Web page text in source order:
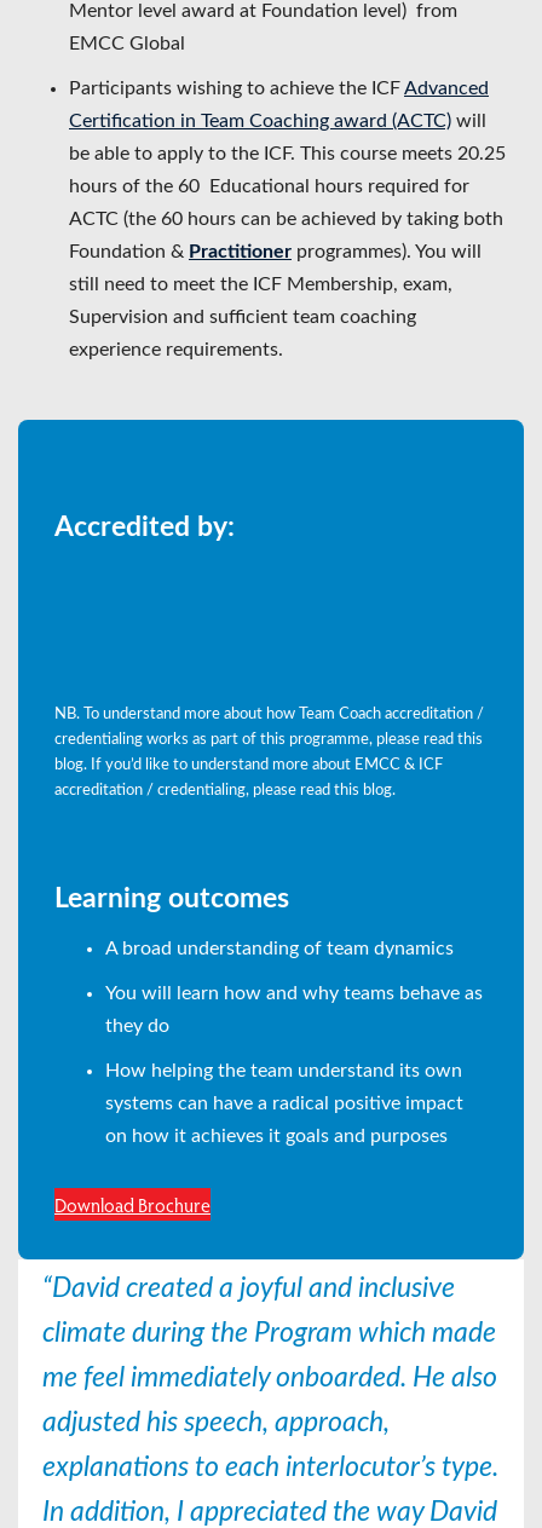
Mentor level award at Foundation level) from
EMCC Global
Participants wishing to achieve the ICFAdvanced
Certification in Team Coaching award (ACTC) will
be able to apply to the ICF. This course meets 20.25
hours of the 60 Educational hours required for
ACTC (the 60 hours can be achieved by taking both
Foundation & Practitioner programmes). You will
still need to meet the ICF Membership, exam,
Supervision and sufficient team coaching
experience requirements.
Accredited by:
NB. To understand more about how Team Coach accreditation /
credentialing works as part of this programme, please read this
blog. If you’d like to understand more about EMCC & ICF
accreditation / credentialing, please read this blog.
Learning outcomes
A broad understanding of team dynamics
You will learn how and why teams behave as
they do
How helping the team understand its own
systems can have a radical positive impact
on how it achieves it goals and purposes
Download Brochure
“David created a joyful and inclusive
climate during the Program which made
me feel immediately onboarded. He also
adjusted his speech, approach,
explanations to each interlocutor’s type.
In addition, I appreciated the way David